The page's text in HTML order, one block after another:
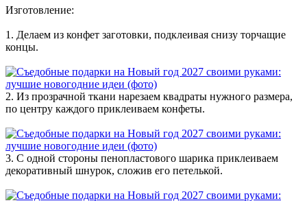
Изготовление:
1. Делаем из конфет заготовки, подклеивая снизу торчащие
концы.
2. Из прозрачной ткани нарезаем квадраты нужного размера,
по центру каждого приклеиваем конфеты.
3. С одной стороны пенопластового шарика приклеиваем
декоративный шнурок, сложив его петелькой.